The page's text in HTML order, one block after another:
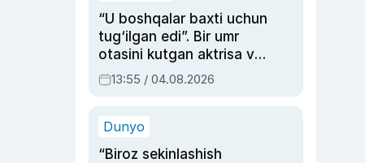
“U boshqalar baxti uchun
tug‘ilgan edi”. Bir umr
otasini kutgan aktrisa va
dublyaj ustasi Rimma
Ahmedovaning
13:55 / 04.08.2026
Dunyo
“Biroz sekinlashish